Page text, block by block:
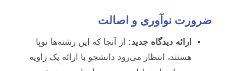
ضرورت نوآوری و اصالت
ارائه دیدگاه جدید: از آنجا که این رشته‌ها نوپا
هستند، انتظار می‌رود دانشجو با ارائه یک زاویه